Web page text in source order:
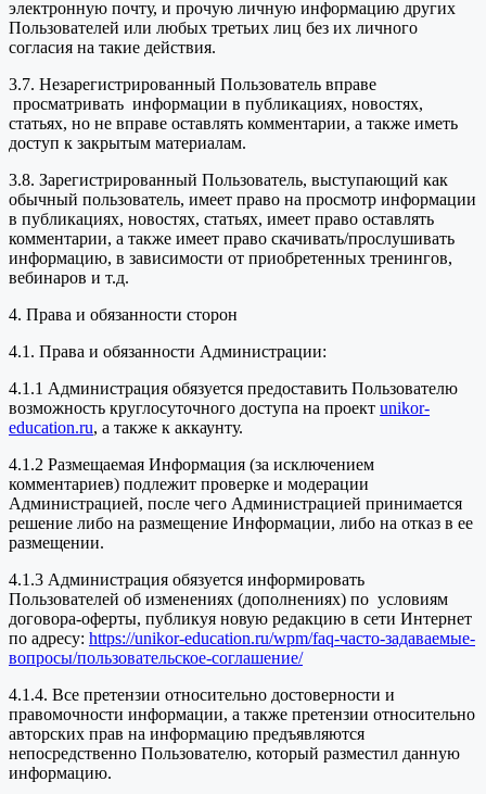
электронную почту, и прочую личную информацию других
Пользователей или любых третьих лиц без их личного
согласия на такие действия.
3.7. Незарегистрированный Пользователь вправе
просматривать информации в публикациях, новостях,
статьях, но не вправе оставлять комментарии, а также иметь
доступ к закрытым материалам.
3.8. Зарегистрированный Пользователь, выступающий как
обычный пользователь, имеет право на просмотр информации
в публикациях, новостях, статьях, имеет право оставлять
комментарии, а также имеет право скачивать/прослушивать
информацию, в зависимости от приобретенных тренингов,
вебинаров и т.д.
4. Права и обязанности сторон
4.1. Права и обязанности Администрации:
4.1.1 Администрация обязуется предоставить Пользователю
возможность круглосуточного доступа на проект unikor-
education.ru, а также к аккаунту.
4.1.2 Размещаемая Информация (за исключением
комментариев) подлежит проверке и модерации
Администрацией, после чего Администрацией принимается
решение либо на размещение Информации, либо на отказ в ее
размещении.
4.1.3 Администрация обязуется информировать
Пользователей об изменениях (дополнениях) по условиям
договора-оферты, публикуя новую редакцию в сети Интернет
по адресу: https://unikor-education.ru/wpm/faq-часто-задаваемые-
вопросы/пользовательское-соглашение/
4.1.4. Все претензии относительно достоверности и
правомочности информации, а также претензии относительно
авторских прав на информацию предъявляются
непосредственно Пользователю, который разместил данную
информацию.